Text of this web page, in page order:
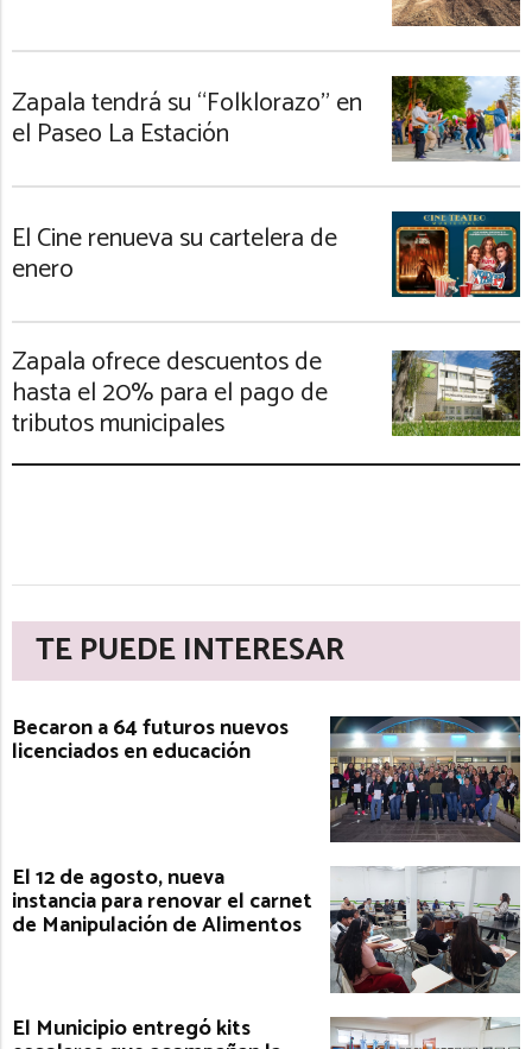
Zapala tendrá su “Folklorazo” en
el Paseo La Estación
El Cine renueva su cartelera de
enero
Zapala ofrece descuentos de
hasta el 20% para el pago de
tributos municipales
TE PUEDE INTERESAR
Becaron a 64 futuros nuevos
licenciados en educación
El 12 de agosto, nueva
instancia para renovar el carnet
de Manipulación de Alimentos
El Municipio entregó kits